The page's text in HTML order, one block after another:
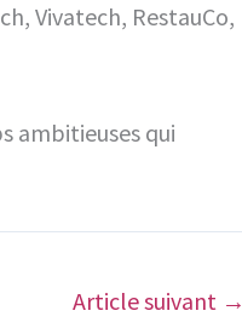
Vivatech, RestauCo,
ambitieuses qui
Article suivant →